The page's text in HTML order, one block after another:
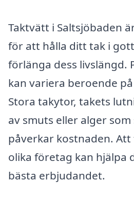
Taktvätt i Saltsjöbaden
för att hålla ditt tak i
förlänga dess livslängd.
kan variera beroende
Stora takytor, takets
av smuts eller alger som
påverkar kostnaden.
olika företag kan hjälpa
bästa erbjudandet.